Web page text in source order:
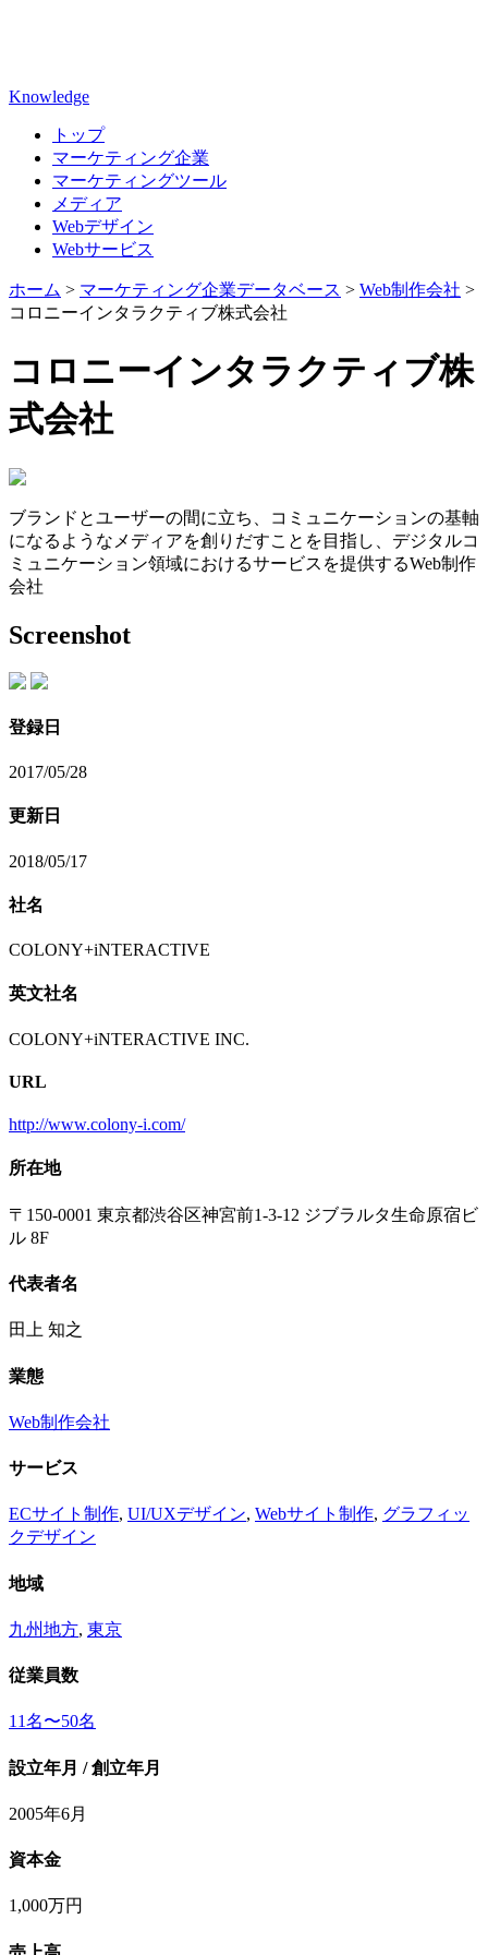
Knowledge
トップ
マーケティング企業
マーケティングツール
メディア
Webデザイン
Webサービス
ホーム > マーケティング企業データベース > Web制作会社 >
コロニーインタラクティブ株式会社
コロニーインタラクティブ株
式会社
ブランドとユーザーの間に立ち、コミュニケーションの基軸
になるようなメディアを創りだすことを目指し、デジタルコ
ミュニケーション領域におけるサービスを提供するWeb制作
会社
Screenshot
登録日
2017/05/28
更新日
2018/05/17
社名
COLONY+iNTERACTIVE
英文社名
COLONY+iNTERACTIVE INC.
URL
http://www.colony-i.com/
所在地
〒150-0001 東京都渋谷区神宮前1-3-12 ジブラルタ生命原宿ビ
ル 8F
代表者名
田上 知之
業態
Web制作会社
サービス
ECサイト制作, UI/UXデザイン, Webサイト制作, グラフィッ
クデザイン
地域
九州地方, 東京
従業員数
11名〜50名
設立年月 / 創立年月
2005年6月
資本金
1,000万円